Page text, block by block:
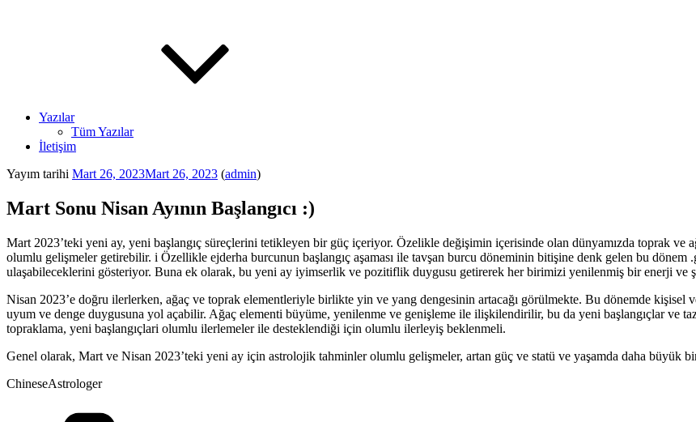
Yazılar
Tüm Yazılar
İletişim
Yayım tarihi Mart 26, 2023Mart 26, 2023 (admin)
Mart Sonu Nisan Ayının Başlangıcı :)
Mart 2023’teki yeni ay, yeni başlangıç süreçlerini tetikleyen bir güç içeriyor. Özelikle değişimin içerisinde olan dünyamızda toprak ve
olumlu gelişmeler getirebilir. i Özellikle ejderha burcunun başlangıç aşaması ile tavşan burcu döneminin bitişine denk gelen bu
ulaşabileceklerini gösteriyor. Buna ek olarak, bu yeni ay iyimserlik ve pozitiflik duygusu getirerek her birimizi yenilenmiş bir enerji ve
Nisan 2023’e doğru ilerlerken, ağaç ve toprak elementleriyle birlikte yin ve yang dengesinin artacağı görülmekte. Bu dönemde kişisel
uyum ve denge duygusuna yol açabilir. Ağaç elementi büyüme, yenilenme ve genişleme ile ilişkilendirilir, bu da yeni başlangıçlar ve
topraklama, yeni başlangıçlari olumlu ilerlemeler ile desteklendiği için olumlu ilerleyiş beklenmeli.
Genel olarak, Mart ve Nisan 2023’teki yeni ay için astrolojik tahminler olumlu gelişmeler, artan güç ve statü ve yaşamda daha büyük
ChineseAstrologer